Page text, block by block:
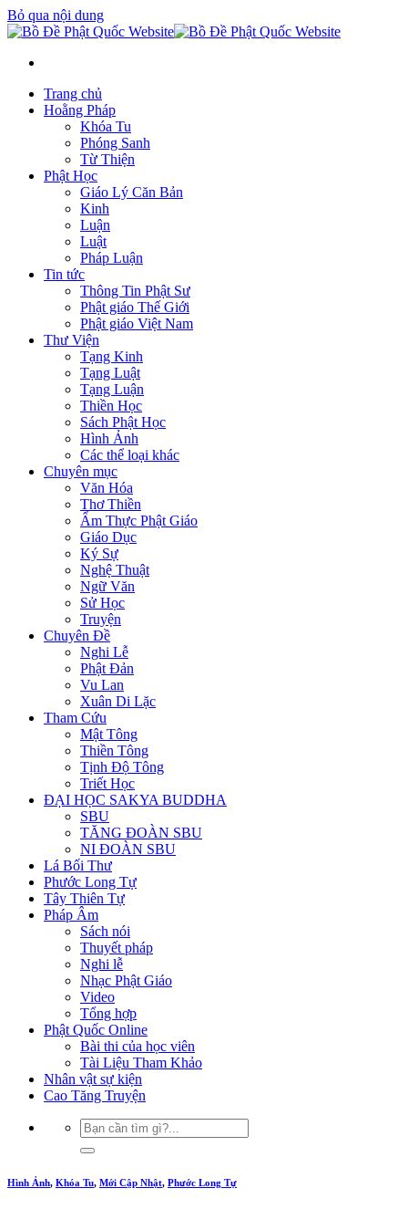
Bỏ qua nội dung
Trang chủ
Hoằng Pháp
Khóa Tu
Phóng Sanh
Từ Thiện
Phật Học
Giáo Lý Căn Bản
Kinh
Luận
Luật
Pháp Luận
Tin tức
Thông Tin Phật Sư
Phật giáo Thế Giới
Phật giáo Việt Nam
Thư Viện
Tạng Kinh
Tạng Luật
Tạng Luận
Thiền Học
Sách Phật Học
Hình Ảnh
Các thể loại khác
Chuyên mục
Văn Hóa
Thơ Thiền
Ẩm Thực Phật Giáo
Giáo Dục
Ký Sự
Nghệ Thuật
Ngữ Văn
Sử Học
Truyện
Chuyên Đề
Nghi Lễ
Phật Đản
Vu Lan
Xuân Di Lặc
Tham Cứu
Mật Tông
Thiền Tông
Tịnh Độ Tông
Triết Học
ĐẠI HỌC SAKYA BUDDHA
SBU
TĂNG ĐOÀN SBU
NI ĐOÀN SBU
Lá Bối Thư
Phước Long Tự
Tây Thiên Tự
Pháp Âm
Sách nói
Thuyết pháp
Nghi lễ
Nhạc Phật Giáo
Video
Tổng hợp
Phật Quốc Online
Bài thi của học viên
Tài Liệu Tham Khảo
Nhân vật sự kiện
Cao Tăng Truyện
Hình Ảnh, Khóa Tu, Mới Cập Nhật, Phước Long Tự